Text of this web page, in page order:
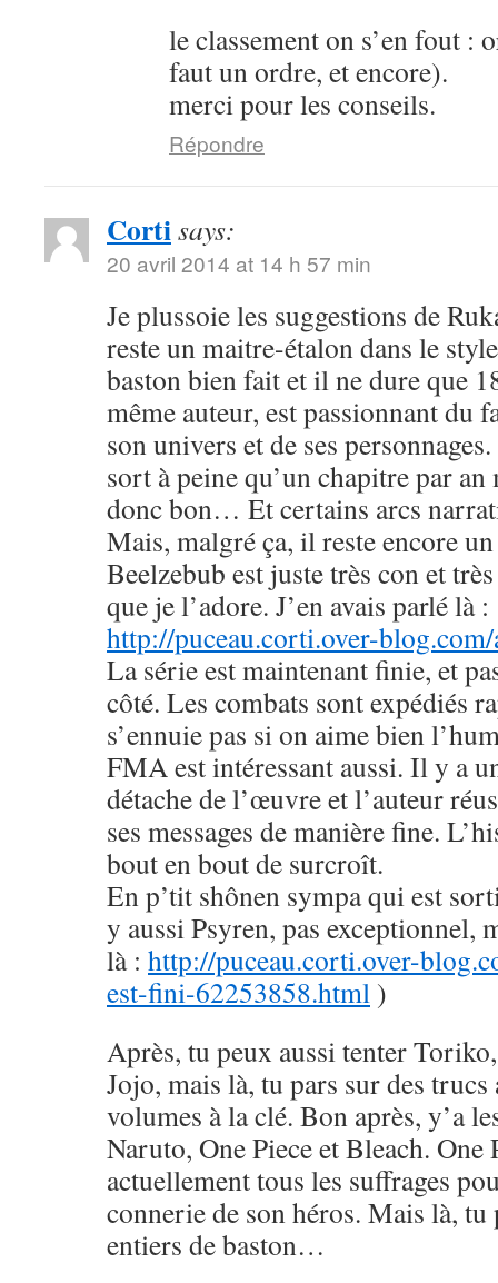
le classement on s’en fout :
faut un ordre, et encore).
merci pour les conseils.
Répondre
Cortisays:
20 avril 2014 at 14 h 57 min
Je plussoie les suggestions de
reste un maitre-étalon dans le
baston bien fait et il ne dure que
même auteur, est passionnant du
son univers et de ses
sort à peine qu’un chapitre par
donc bon… Et certains arcs
Mais, malgré ça, il reste encore
Beelzebub est juste très con et
que je l’adore. J’en avais parlé là :
http://puceau.corti.over-
La série est maintenant finie, et
côté. Les combats sont expédiés
s’ennuie pas si on aime bien
FMA est intéressant aussi. Il y a
détache de l’œuvre et l’auteur
ses messages de manière fine.
bout en bout de surcroît.
En p’tit shônen sympa qui est
y aussi Psyren, pas exceptionnel,
là : http://puceau.corti.over-
est-fini-62253858.html )
Après, tu peux aussi tenter
Jojo, mais là, tu pars sur des trucs
volumes à la clé. Bon après, y’a
Naruto, One Piece et Bleach. One
actuellement tous les suffrages
connerie de son héros. Mais là,
entiers de baston…